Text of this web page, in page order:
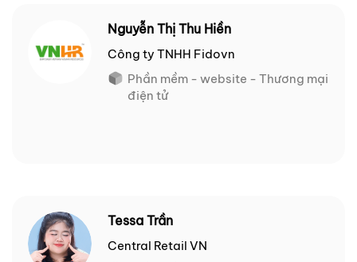
Nguyễn Thị Thu Hiền
Công ty TNHH Fidovn
Phần mềm - website - Thương mại
điện tử
Tessa Trần
Central Retail VN